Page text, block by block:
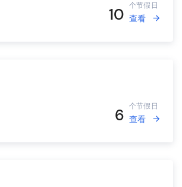
10 个节假日
查看
6 个节假日
查看